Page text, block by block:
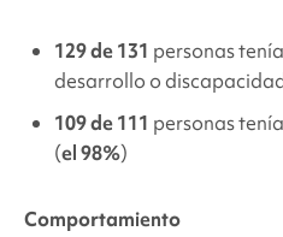
129 de 131 personas
desarrollo o
109 de 111 personas
(el 98%)
Comportamiento